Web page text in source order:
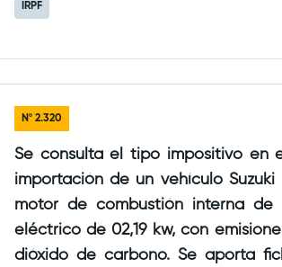
Administración y Dirección de
deducción.
IRPF
Nº 2.320
Se consulta el tipo impositivo en
importación de un vehículo Suzuki modelo Swift con un
motor de combustión interna de 60,9 kw y un motor
eléctrico de 02,19 kw, con emisiones
dióxido de carbono. Se aporta